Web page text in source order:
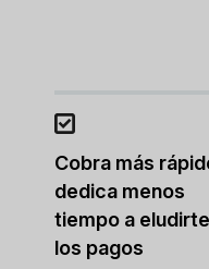
Cobra más
dedica menos
tiempo a eludirte
los pagos